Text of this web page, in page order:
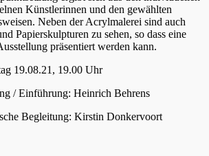
Künstlerinnen und den gewählten
Neben der Acrylmalerei sind auch
Papierskulpturen zu sehen, so dass eine
präsentiert werden kann.
19.08.21, 19.00 Uhr
/ Einführung: Heinrich Behrens
Begleitung: Kirstin Donkervoort